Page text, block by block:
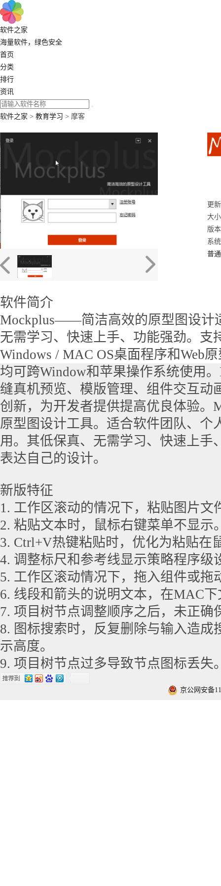
软件之家
海量软件，绿色安全
首页
分类
排行
资讯
软件之家 > 教育学习 > 摩客
更
大
版
系
普
软件简介
Mockplus――简洁高效的原型图设计
无需学习、快速上手、功能强劲。支
Windows / MAC OS桌面程序和Web
均可跨Window和苹果操作系统使用
缝真机预览、模版管理、组件交互动
创新，为开发者提供提高优良体验。
原型图设计工具。适合软件团队、个
用。其低保真、无需学习、快速上手
表达自己的设计。
新版特征
1. 工作区滚动的情况下，粘贴图片文
2. 粘贴文本时，鼠标右键菜单不显示
3. Ctrl+V热键粘贴时，优化为粘贴在
4. 调整标尺和参考线显示策略程序级
5. 工作区滚动情况下，拖入组件或拖
6. 线段和箭头的说明文本，在MAC
7. 项目树节点调整顺序之后，未正确
8. 图标搜索时，反复删除与输入造成
示高度。
9. 项目树节点过多导致节点图标丢失
京公网安备